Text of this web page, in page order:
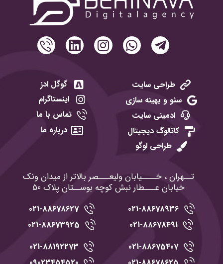
طراحی سایت
سئو و بهینه سازی
ادمینی سایت
کاتالوگ دیجیتال
طراحی لوگو
گوگل ادز
اینستاگرام
تماس با ما
درباره ما
تــهران ، خــــیابان ولیعـــصر بالاتر از میدان ونک
خیابان عـــطار نبش کوچه بوســتان پلاک 50
021-88678936
021-88678491
021-88675407
021-88678627
021-88673925
021-88192273